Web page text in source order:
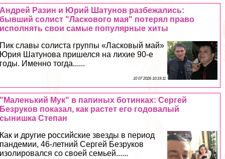
Андрей Разин и Юрий Шатунов разбежались:
бывший солист "Ласкового мая" потерял право
исполнять свои самые популярные хиты
Пик славы солиста группы «Ласковый май»
Юрия Шатунова пришелся на лихие 90-е
годы. Именно тогда......
10 07 2026 10:19:11
"Маленький Мук" в папиных ботинках: Сергeй
Безруков показал, как растет его годовалый
сынишка Степан
Как и другие российские звезды в период
пандемии, 46-летний Сергeй Безруков
изолировался со своей семьей......